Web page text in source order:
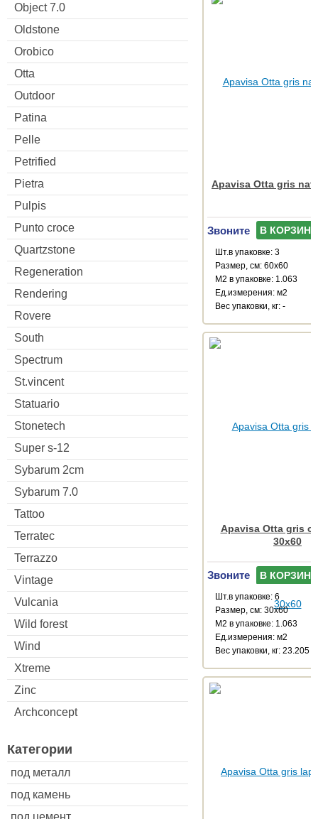
Object 7.0
Oldstone
Orobico
Otta
Outdoor
Patina
Pelle
Petrified
Pietra
Pulpis
Punto croce
Quartzstone
Regeneration
Rendering
Rovere
South
Spectrum
St.vincent
Statuario
Stonetech
Super s-12
Sybarum 2cm
Sybarum 7.0
Tattoo
Terratec
Terrazzo
Vintage
Vulcania
Wild forest
Wind
Xtreme
Zinc
Archconcept
Категории
под металл
под камень
под цемент
Apavisa Otta gris
Звоните В КОРЗИНУ
Шт.в упаковке: 3
Размер, см: 60x60
М2 в упаковке: 1.063
Ед.измерения: м2
Веc упаковки, кг: -
Apavisa Otta gris
30x60
Звоните В КОРЗИНУ
Шт.в упаковке: 6
Размер, см: 30x60
М2 в упаковке: 1.063
Ед.измерения: м2
Веc упаковки, кг: 23.205